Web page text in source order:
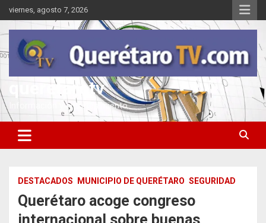
Saltar
al
contenido
viernes, agosto 7, 2026
queretarotv
Información y entretenimiento
DESTACADOS MUNICIPIO DE QUERÉTARO SEGURIDAD
Querétaro acoge congreso